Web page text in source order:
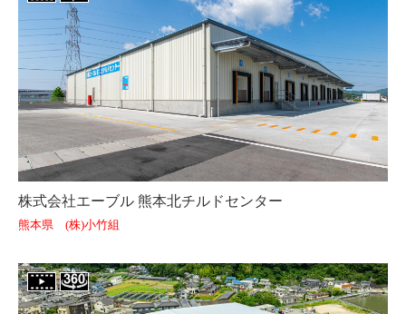
株式会社エーブル 熊本北チルドセンター
熊本県 (株)小竹組